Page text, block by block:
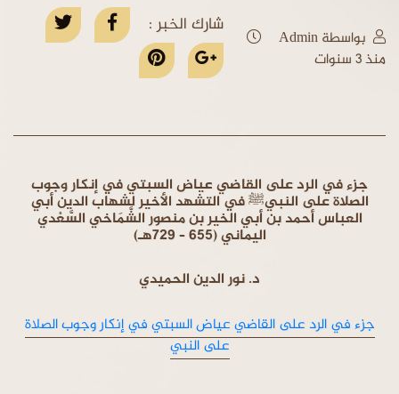
بواسطة Admin
منذ 3 سنوات
شارك الخبر :
جزء في الرد على القاضي عياض السبتي في إنكار وجوب
الصلاة على النبيﷺ في التشهد الأخير لشهاب الدين أبي
العباس أحمد بن أبي الخير بن منصور الشَّمَاخي السَّعْدي
اليماني (655 – 729هـ)
د. نور الدين الحميدي
جزء في الرد على القاضي عياض السبتي في إنكار وجوب الصلاة
على النبي